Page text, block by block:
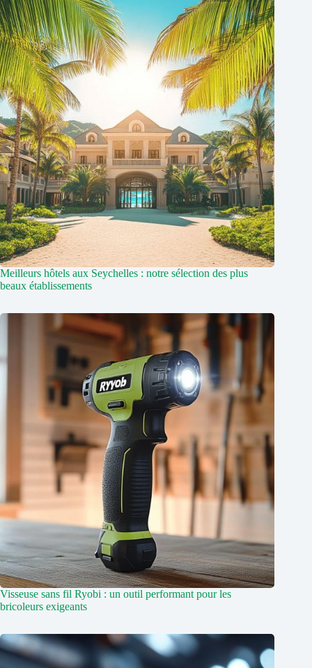
Meilleurs hôtels aux Seychelles : notre sélection des plus
beaux établissements
Visseuse sans fil Ryobi : un outil performant pour les
bricoleurs exigeants